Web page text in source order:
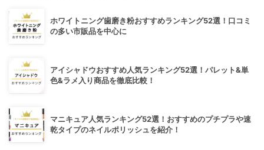
ホワイトニング歯磨き粉おすすめランキング52選！口コミ
の多い市販品を中心に
アイシャドウおすすめ人気ランキング52選！パレット&単
色&ラメ入り商品を徹底比較！
マニキュア人気ランキング52選！おすすめのプチプラや速
乾タイプのネイルポリッシュを紹介！